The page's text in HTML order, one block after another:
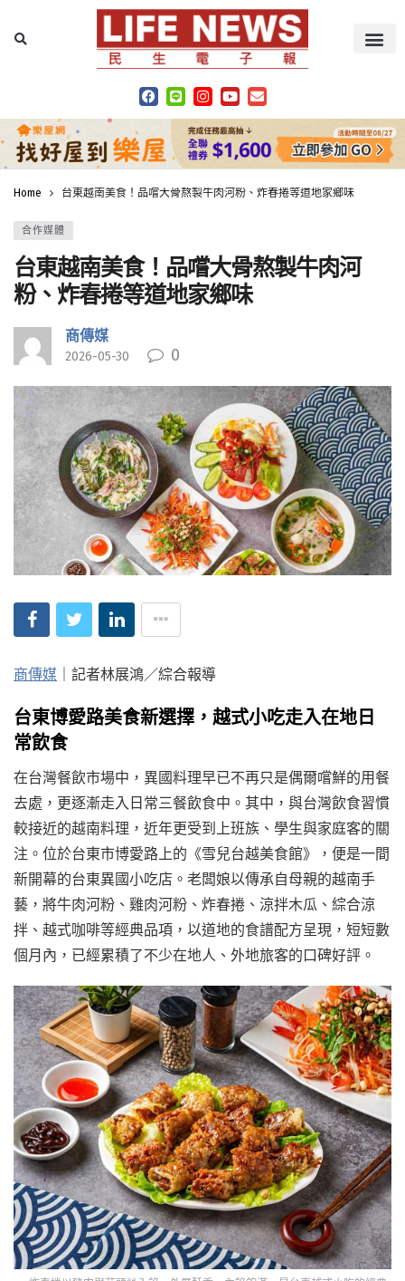
Home 台東越南美食！品嚐大骨熬製牛肉河粉、炸春捲等道地家鄉味
合作媒體
台東越南美食！品嚐大骨熬製牛肉河
粉、炸春捲等道地家鄉味
商傳媒
2026-05-30 0
商傳媒 ｜記者林展鴻／綜合報導
台東博愛路美食新選擇，越式小吃走入在地日
常飲食
在台灣餐飲市場中，異國料理早已不再只是偶爾嚐鮮的用餐
去處，更逐漸走入日常三餐飲食中。其中，與台灣飲食習慣
較接近的越南料理，近年更受到上班族、學生與家庭客的關
注。位於台東市博愛路上的《雪兒台越美食館》，便是一間
新開幕的台東異國小吃店。老闆娘以傳承自母親的越南手
藝，將牛肉河粉、雞肉河粉、炸春捲、涼拌木瓜、綜合涼
拌、越式咖啡等經典品項，以道地的食譜配方呈現，短短數
個月內，已經累積了不少在地人、外地旅客的口碑好評。